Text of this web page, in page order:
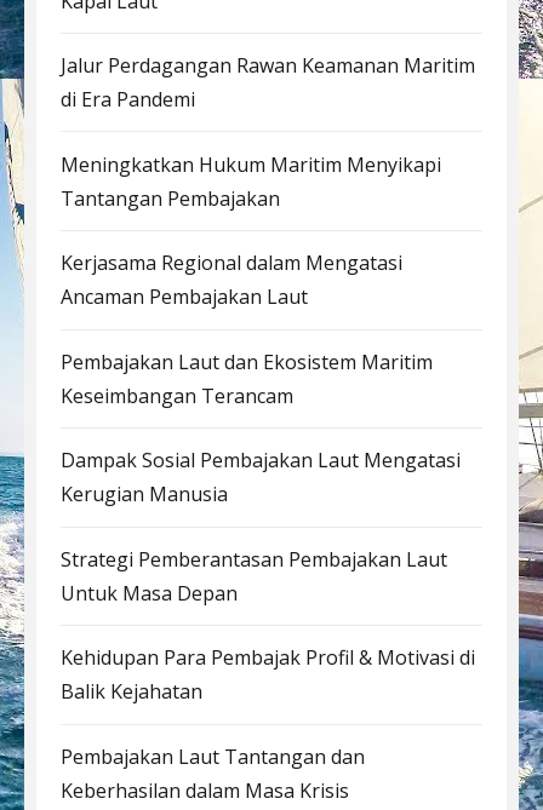
Jalur Perdagangan Rawan Keamanan Maritim
di Era Pandemi
Meningkatkan Hukum Maritim Menyikapi
Tantangan Pembajakan
Kerjasama Regional dalam Mengatasi
Ancaman Pembajakan Laut
Pembajakan Laut dan Ekosistem Maritim
Keseimbangan Terancam
Dampak Sosial Pembajakan Laut Mengatasi
Kerugian Manusia
Strategi Pemberantasan Pembajakan Laut
Untuk Masa Depan
Kehidupan Para Pembajak Profil & Motivasi di
Balik Kejahatan
Pembajakan Laut Tantangan dan
Keberhasilan dalam Masa Krisis